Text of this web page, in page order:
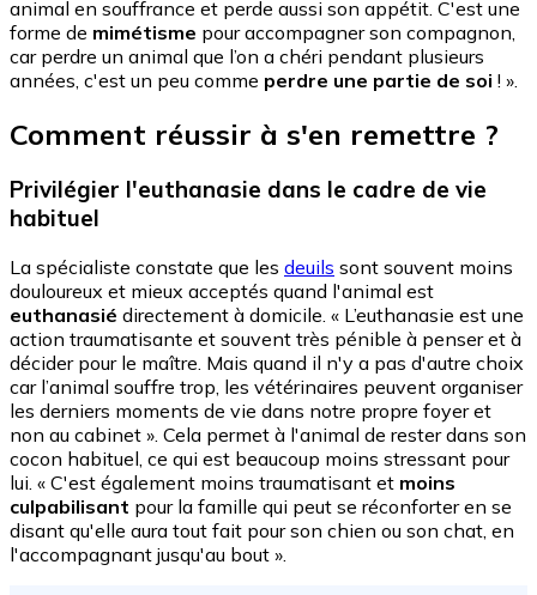
animal en souffrance et perde aussi son appétit. C'est une
forme de mimétisme pour accompagner son compagnon,
car perdre un animal que l’on a chéri pendant plusieurs
années, c'est un peu comme perdre une partie de soi ! ».
Comment réussir à s'en remettre ?
Privilégier l'euthanasie dans le cadre de vie
habituel
La spécialiste constate que les deuils sont souvent moins
douloureux et mieux acceptés quand l'animal est
euthanasié directement à domicile. « L’euthanasie est une
action traumatisante et souvent très pénible à penser et à
décider pour le maître. Mais quand il n'y a pas d'autre choix
car l’animal souffre trop, les vétérinaires peuvent organiser
les derniers moments de vie dans notre propre foyer et
non au cabinet ». Cela permet à l'animal de rester dans son
cocon habituel, ce qui est beaucoup moins stressant pour
lui. « C'est également moins traumatisant et moins
culpabilisant pour la famille qui peut se réconforter en se
disant qu'elle aura tout fait pour son chien ou son chat, en
l'accompagnant jusqu'au bout ».